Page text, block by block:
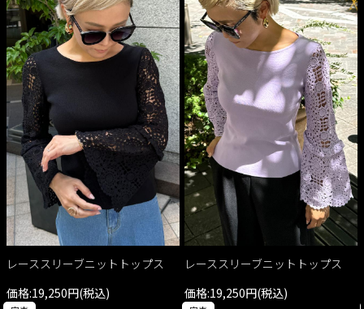
レーススリーブニットトップス
価格:19,250円(税込)
レーススリーブニットトップス
価格:19,250円(税込)